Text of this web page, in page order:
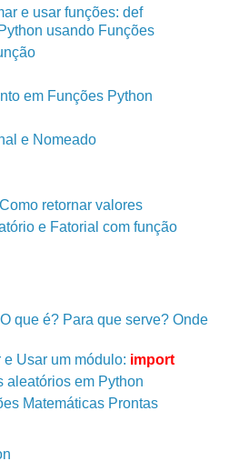
e usar funções: def
usando Funções
em Funções Python
e Nomeado
retornar valores
e Fatorial com função
que é? Para que serve? Onde
Usar um módulo: import
aleatórios em Python
Matemáticas Prontas